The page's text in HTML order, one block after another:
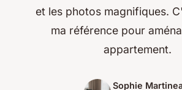
et les photos magnifiques.
ma référence pour
appartement.
Sophie